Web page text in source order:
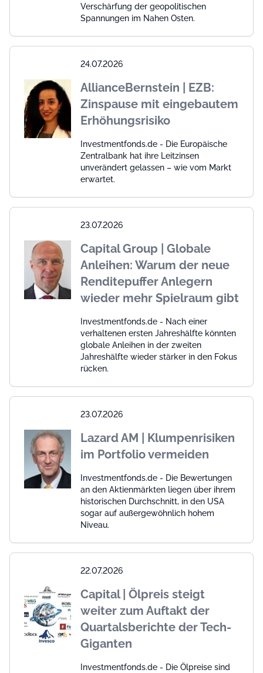
Verschärfung der geopolitischen
Spannungen im Nahen Osten.
24.07.2026
AllianceBernstein | EZB:
Zinspause mit eingebautem
Erhöhungsrisiko
Investmentfonds.de - Die Europäische
Zentralbank hat ihre Leitzinsen
unverändert gelassen – wie vom Markt
erwartet.
23.07.2026
Capital Group | Globale
Anleihen: Warum der neue
Renditepuffer Anlegern
wieder mehr Spielraum gibt
Investmentfonds.de - Nach einer
verhaltenen ersten Jahreshälfte könnten
globale Anleihen in der zweiten
Jahreshälfte wieder stärker in den Fokus
rücken.
23.07.2026
Lazard AM | Klumpenrisiken
im Portfolio vermeiden
Investmentfonds.de - Die Bewertungen
an den Aktienmärkten liegen über ihrem
historischen Durchschnitt, in den USA
sogar auf außergewöhnlich hohem
Niveau.
22.07.2026
Capital | Ölpreis steigt
weiter zum Auftakt der
Quartalsberichte der Tech-
Giganten
Investmentfonds.de - Die Ölpreise sind